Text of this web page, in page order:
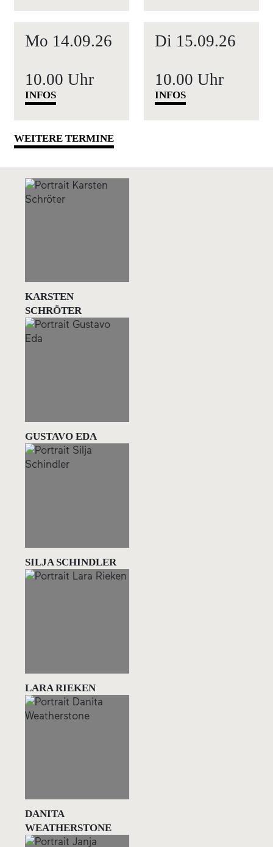
Mo 14.09.26
10.00 Uhr
INFOS
Di 15.09.26
10.00 Uhr
INFOS
WEITERE TERMINE
KARSTEN
SCHRÖTER
GUSTAVO EDA
SILJA SCHINDLER
LARA RIEKEN
DANITA
WEATHERSTONE